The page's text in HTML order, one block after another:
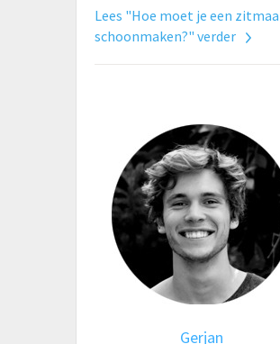
Lees "Hoe moet je een
schoonmaken?" verder
Gerjan